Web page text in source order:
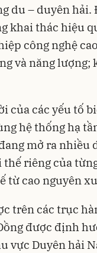
du – duyên
khai thác hiệu
công nghệ
và năng
của các yếu tố
hệ thống hạ
mở ra
riêng của
từ cao nguyên
trên các trục
được định
vực Duyên hải